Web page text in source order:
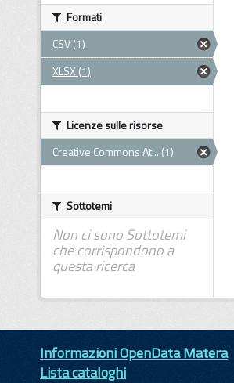
Formati
CSV (1)
XLSX (1)
Licenze sulle risorse
Creative Commons At... (1)
Sottotemi
Non ci sono Sottotemi
che corrispondono a
questa ricerca
Informazioni OpenData Matera
Lista cataloghi